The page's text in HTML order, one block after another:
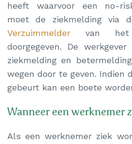
heeft waarvoor een no-
moet de ziekmelding via
Verzuimmelder van het
doorgegeven. De
ziekmelding en
wegen door te geven. Indien
gebeurt kan een boete
Wanneer een werknemer
Als een werknemer ziek